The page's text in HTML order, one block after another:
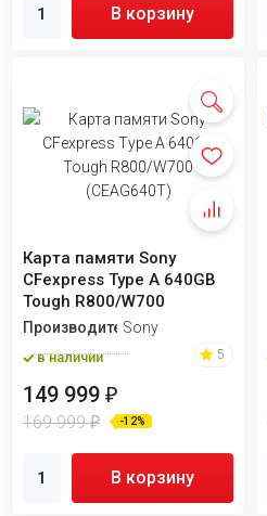
В корзину
Карта памяти Sony
CFexpress Type A 640GB
Tough R800/W700
(CEAG640T)
ПроизводительSony
в наличии 5
149 999 ₽
169 999₽ -12%
В корзину